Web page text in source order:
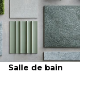
Salle de bain